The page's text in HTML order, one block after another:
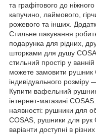
та графітового до
капучино, лаймового,
рожевого та інших.
Стильне пакування
подарунка для рідних,
шторками для душу
стильний простір у
можете замовити рушник
індивідуального розміру
Купити вафельний
інтернет-магазині
наявності: рушники для
COSAS, рушники для рук
варіанти доступні в